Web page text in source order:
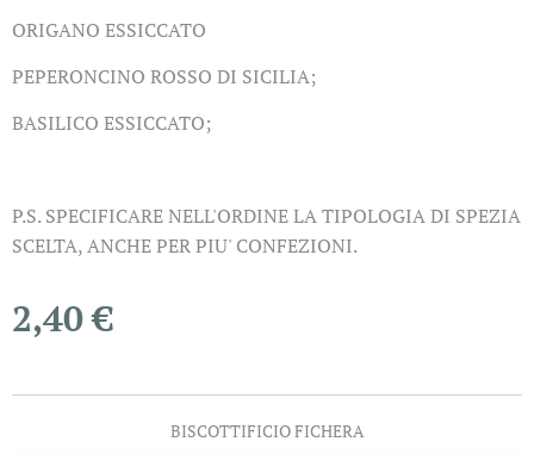
ORIGANO ESSICCATO
PEPERONCINO ROSSO DI SICILIA;
BASILICO ESSICCATO;
P.S. SPECIFICARE NELL'ORDINE LA TIPOLOGIA DI SPEZIA
SCELTA, ANCHE PER PIU' CONFEZIONI.
2,40€
BISCOTTIFICIO FICHERA